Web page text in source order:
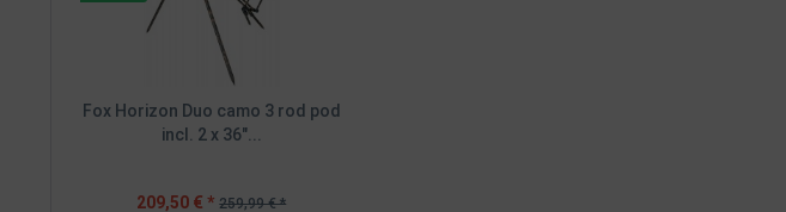
Fox Horizon Duo camo 3 rod pod
incl. 2 x 36"...
209,50 € * 259,99 € *